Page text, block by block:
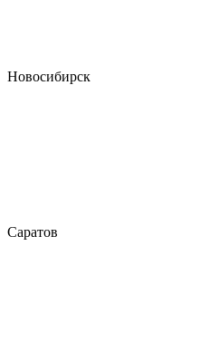
Новосибирск
Саратов